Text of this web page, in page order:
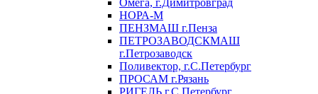
Омега, г.Димитровград
НОРА-М
ПЕНЗМАШ г.Пенза
ПЕТРОЗАВОДСКМАШ
г.Петрозаводск
Поливектор, г.С.Петербург
ПРОСАМ г.Рязань
РИГЕЛЬ г.С.Петербург